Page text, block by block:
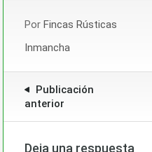
Por Fincas Rústicas
Inmancha
Publicación
anterior
Deja una respuesta